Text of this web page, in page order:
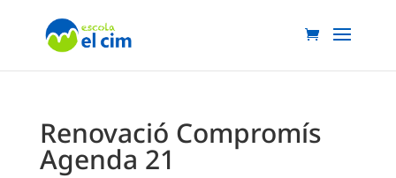
Renovació Compromís
Agenda 21